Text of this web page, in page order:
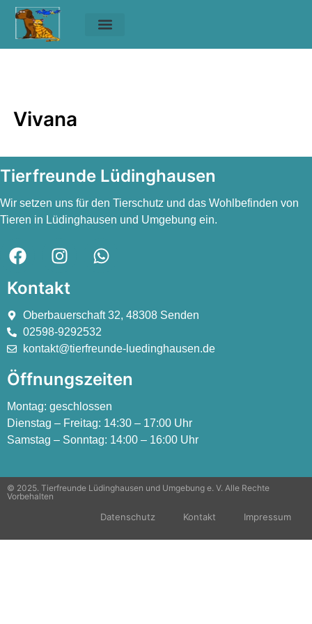
Vivana
Tierfreunde Lüdinghausen
Wir setzen uns für den Tierschutz und das Wohlbefinden von
Tieren in Lüdinghausen und Umgebung ein.
Kontakt
Oberbauerschaft 32, 48308 Senden
02598-9292532
kontakt@tierfreunde-luedinghausen.de
Öffnungszeiten
Montag: geschlossen
Dienstag – Freitag: 14:30 – 17:00 Uhr
Samstag – Sonntag: 14:00 – 16:00 Uhr
© 2025. Tierfreunde Lüdinghausen und Umgebung e. V. Alle Rechte
Vorbehalten
Datenschutz Kontakt Impressum